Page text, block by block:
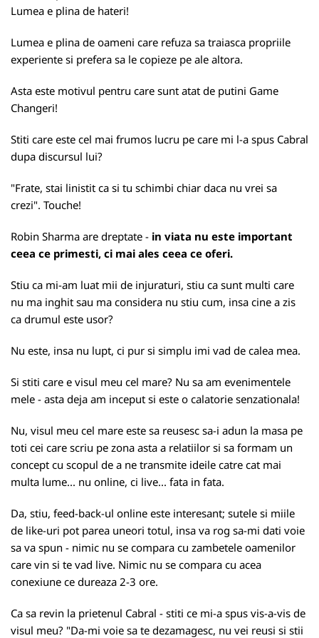
Lumea e plina de hateri!
Lumea e plina de oameni care refuza sa traiasca propriile
experiente si prefera sa le copieze pe ale altora.
Asta este motivul pentru care sunt atat de putini Game
Changeri!
Stiti care este cel mai frumos lucru pe care mi l-a spus Cabral
dupa discursul lui?
"Frate, stai linistit ca si tu schimbi chiar daca nu vrei sa
crezi". Touche!
Robin Sharma are dreptate - in viata nu este important
ceea ce primesti, ci mai ales ceea ce oferi.
Stiu ca mi-am luat mii de injuraturi, stiu ca sunt multi care
nu ma inghit sau ma considera nu stiu cum, insa cine a zis
ca drumul este usor?
Nu este, insa nu lupt, ci pur si simplu imi vad de calea mea.
Si stiti care e visul meu cel mare? Nu sa am evenimentele
mele - asta deja am inceput si este o calatorie senzationala!
Nu, visul meu cel mare este sa reusesc sa-i adun la masa pe
toti cei care scriu pe zona asta a relatiilor si sa formam un
concept cu scopul de a ne transmite ideile catre cat mai
multa lume... nu online, ci live... fata in fata.
Da, stiu, feed-back-ul online este interesant; sutele si miile
de like-uri pot parea uneori totul, insa va rog sa-mi dati voie
sa va spun - nimic nu se compara cu zambetele oamenilor
care vin si te vad live. Nimic nu se compara cu acea
conexiune ce dureaza 2-3 ore.
Ca sa revin la prietenul Cabral - stiti ce mi-a spus vis-a-vis de
visul meu? "Da-mi voie sa te dezamagesc, nu vei reusi si stii